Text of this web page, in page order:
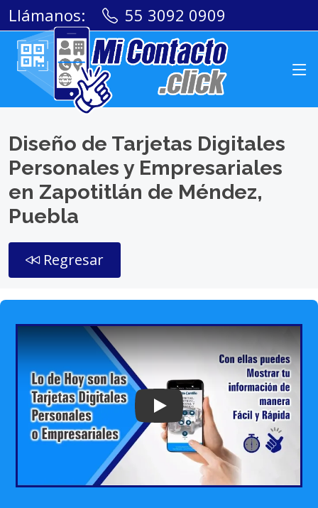
Llámanos: 55 3092 0909
Diseño de Tarjetas Digitales
Personales y Empresariales
en Zapotitlán de Méndez,
Puebla
Regresar
Play: Keynote (Google I/O '18)